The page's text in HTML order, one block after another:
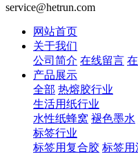
service@hetrun.com
网站首页
关于我们
公司简介 在线留言
产品展示
全部 热熔胶行业
生活用纸行业
水性纸蜂窝 褪色墨水
标签行业
标签用复合胶 标签用